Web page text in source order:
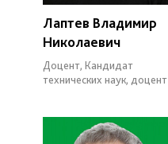
Лаптев Владимир
Николаевич
Доцент, Кандидат
технических наук, доцент